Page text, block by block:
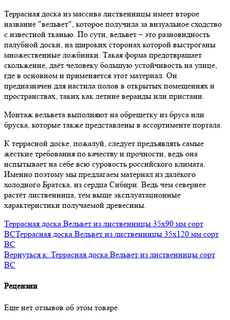
Террасная доска из массива лиственницы имеет второе
название "вельвет", которое получила за визуальное сходство
с известной тканью. По сути, вельвет – это разновидность
палубной доски, на широких сторонах которой выстроганы
множественные ложбинки. Такая форма предотвращает
скольжение, даёт человеку большую устойчивость на улице,
где в основном и применяется этот материал. Он
предназначен для настила полов в открытых помещениях и
пространствах, таких как летние веранды или пристани.
Монтаж вельвета выполняют на обрешетку из бруса или
бруска, которые также представлены в ассортименте портала.
К террасной доске, пожалуй, следует предъявлять самые
жёсткие требования по качеству и прочности, ведь она
испытывает на себе всю суровость российского климата.
Именно поэтому мы предлагаем материал из далёкого
холодного Братска, из сердца Сибири. Ведь чем севернее
растёт лиственница, тем выше эксплуатационные
характеристики получаемой древесины.
Террасная доска Вельвет из лиственницы 35x90 мм сорт
BCТеррасная доска Вельвет из лиственницы 35x120 мм сорт
BC
Вернуться к: Террасная доска Вельвет из лиственницы сорт
ВС
Рецензии
Еще нет отзывов об этом товаре.